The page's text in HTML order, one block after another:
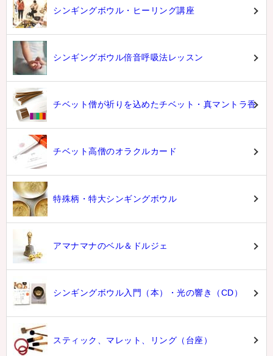
シンギングボウル・ヒーリング講座
シンギングボウル倍音呼吸法レッスン
チベット僧が祈りを込めたチベット・真マントラ香
チベット高僧のオラクルカード
特殊柄・特大シンギングボウル
アマナマナのベル＆ドルジェ
シンギングボウル入門（本）・光の響き（CD）
スティック、マレット、リング（台座）